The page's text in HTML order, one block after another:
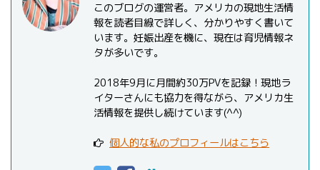
このブログの運営者。アメリカの現地生活情
報を読者目線で詳しく、分かりやすく書いて
います。妊娠出産を機に、現在は育児情報ネ
タが多いです。
2018年9月に月間約30万PVを記録！現地ラ
イターさんにも協力を得ながら、アメリカ生
活情報を提供し続けています(^^)
個人的な私のプロフィールはこちら